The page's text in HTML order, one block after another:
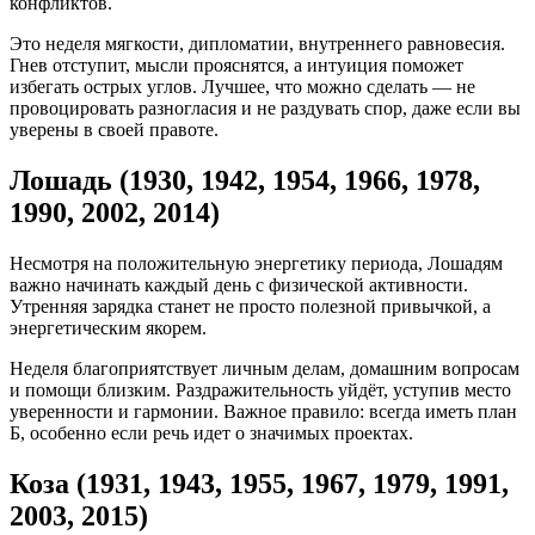
Это неделя мягкости, дипломатии, внутреннего равновесия.
Гнев отступит, мысли прояснятся, а интуиция поможет
избегать острых углов. Лучшее, что можно сделать — не
провоцировать разногласия и не раздувать спор, даже если вы
уверены в своей правоте.
Лошадь (1930, 1942, 1954, 1966, 1978,
1990, 2002, 2014)
Несмотря на положительную энергетику периода, Лошадям
важно начинать каждый день с физической активности.
Утренняя зарядка станет не просто полезной привычкой, а
энергетическим якорем.
Неделя благоприятствует личным делам, домашним вопросам
и помощи близким. Раздражительность уйдёт, уступив место
уверенности и гармонии. Важное правило: всегда иметь план
Б, особенно если речь идет о значимых проектах.
Коза (1931, 1943, 1955, 1967, 1979, 1991,
2003, 2015)